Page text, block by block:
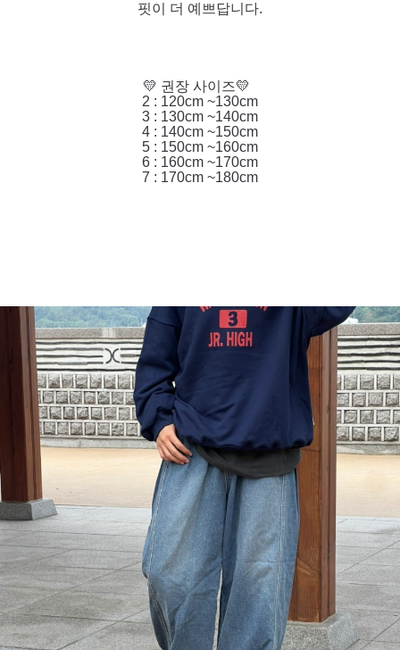
핏이 더 예쁘답니다.
💛 권장 사이즈💛
2 : 120cm ~130cm
3 : 130cm ~140cm
4 : 140cm ~150cm
5 : 150cm ~160cm
6 : 160cm ~170cm
7 : 170cm ~180cm